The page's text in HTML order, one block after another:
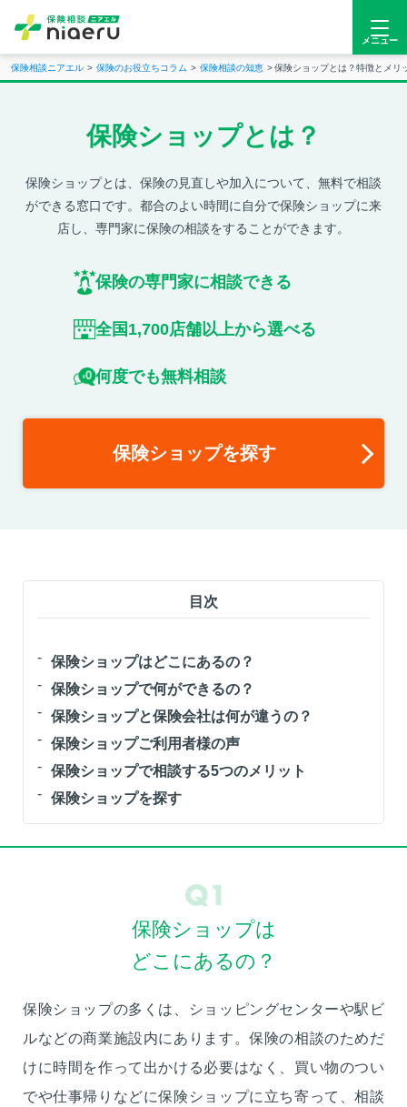
メニュー
保険相談ニアエル 保険のお役立ちコラム 保険相談の知恵 保険ショップとは？特徴とメリ
保険ショップとは？
保険ショップとは、保険の見直しや加入について、無料で相談
ができる窓口です。都合のよい時間に自分で保険ショップに来
店し、専門家に保険の相談をすることができます。
保険の専門家に相談できる
全国 1,700店舗以上から選べる
何度でも無料相談
保険ショップを探す
目次
保険ショップはどこにあるの？
保険ショップで何ができるの？
保険ショップと保険会社は何が違うの？
保険ショップご利用者様の声
保険ショップで相談する5つのメリット
保険ショップを探す
保険ショップは
どこにあるの？
保険ショップの多くは、ショッピングセンターや駅ビ
ルなどの商業施設内にあります。保険の相談のためだ
けに時間を作って出かける必要はなく、買い物のつい
でや仕事帰りなどに保険ショップに立ち寄って、相談